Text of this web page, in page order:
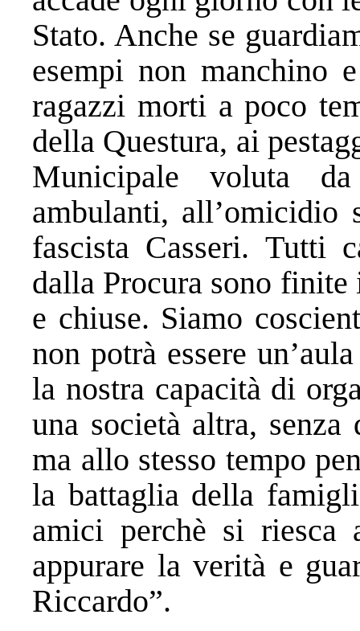
Stato. Anche se
esempi non manchino
ragazzi morti a poco
della Questura, ai
Municipale voluta
ambulanti,
fascista Casseri. Tutti
dalla Procura sono
e chiuse. Siamo
non potrà essere
la nostra capacità di
una società altra, senza
ma allo stesso tempo
la battaglia della
amici perchè si
appurare la verità e
Riccardo”.